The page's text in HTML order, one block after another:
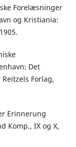
Forelæsninger
og Kristiania:
Det
Forlag,
Erinnerung
Komp., IX og X,